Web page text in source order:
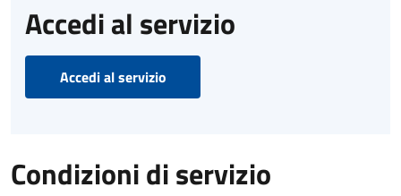
Accedi al servizio
Accedi al servizio
Condizioni di servizio